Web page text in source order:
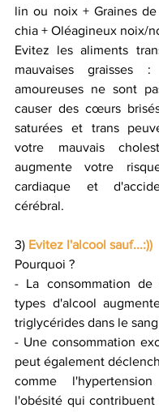
lin ou noix + Graines
chia + Oléagineux noix/
Evitez les aliments
mauvaises graisses
amoureuses ne sont
causer des cœurs
saturées et trans
votre mauvais
augmente votre
cardiaque et
cérébral.
3) Evitez l'alcool sauf...:))
Pourquoi ?
- La consommation
types d'alcool
triglycérides dans le sang
- Une consommation
peut également
comme
l'obésité qui contribuent